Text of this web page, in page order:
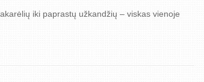
iki paprastų užkandžių – viskas vienoje